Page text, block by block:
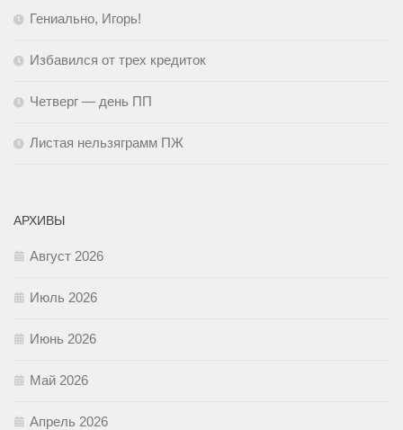
Гениально, Игорь!
Избавился от трех кредиток
Четверг — день ПП
Листая нельзяграмм ПЖ
АРХИВЫ
Август 2026
Июль 2026
Июнь 2026
Май 2026
Апрель 2026